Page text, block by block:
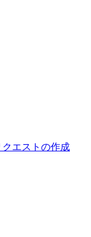
クエストの作成